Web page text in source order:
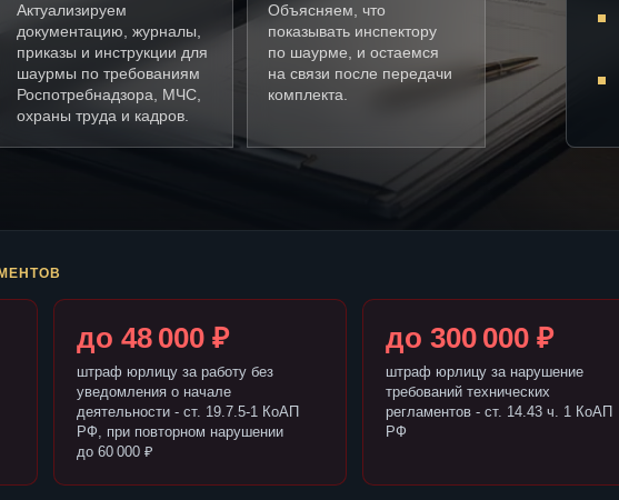
Актуализируем
документацию, журналы,
приказы и инструкции для
шаурмы по требованиям
Роспотребнадзора, МЧС,
охраны труда и кадров.
Объясняем, что
показывать инспектору
по шаурме, и остаемся
на связи после передачи
комплекта.
до 48 000 ₽
штраф юрлицу за работу без
уведомления о начале
деятельности - ст. 19.7.5-1 КоАП
РФ, при повторном нарушении
до 60 000 ₽
до 300 000 ₽
штраф юрлицу за нарушение
требований технических
регламентов - ст. 14.43 ч. 1 КоАП
РФ